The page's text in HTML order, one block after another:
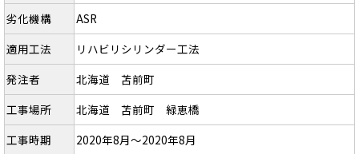
劣化機構
ASR
適用工法
リハビリシリンダー工法
発注者
北海道 苫前町
工事場所
北海道 苫前町 緑恵橋
工事時期
2020年8月～2020年8月